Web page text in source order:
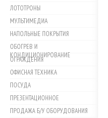
ЛОТОТРОНЫ
МУЛЬТИМЕДИА
НАПОЛЬНЫЕ ПОКРЫТИЯ
ОБОГРЕВ И
КОНДИЦИОНИРОВАНИЕ
ОГРАЖДЕНИЯ
ОФИСНАЯ ТЕХНИКА
ПОСУДА
ПРЕЗЕНТАЦИОННОЕ
ПРОДАЖА Б/У ОБОРУДОВАНИЯ